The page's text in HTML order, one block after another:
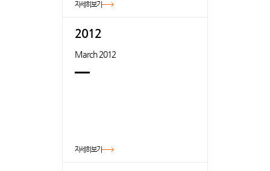
자세히보기
2012
March 2012
자세히보기